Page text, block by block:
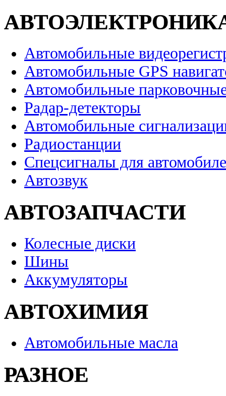
Автомобильные
Автомобильные GPS
Автомобильные
Радар-детекторы
Автомобильные
Радиостанции
Спецсигналы для
Автозвук
АВТОЗАПЧАСТИ
Колесные диски
Шины
Аккумуляторы
АВТОХИМИЯ
Автомобильные масла
РАЗНОЕ